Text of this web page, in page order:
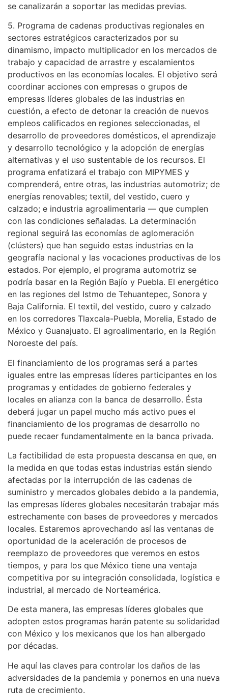
se canalizarán a soportar las medidas previas.
5. Programa de cadenas productivas regionales en
sectores estratégicos caracterizados por su
dinamismo, impacto multiplicador en los mercados de
trabajo y capacidad de arrastre y escalamientos
productivos en las economías locales. El objetivo será
coordinar acciones con empresas o grupos de
empresas líderes globales de las industrias en
cuestión, a efecto de detonar la creación de nuevos
empleos calificados en regiones seleccionadas, el
desarrollo de proveedores domésticos, el aprendizaje
y desarrollo tecnológico y la adopción de energías
alternativas y el uso sustentable de los recursos. El
programa enfatizará el trabajo con MIPYMES y
comprenderá, entre otras, las industrias automotriz; de
energías renovables; textil, del vestido, cuero y
calzado; e industria agroalimentaria — que cumplen
con las condiciones señaladas. La determinación
regional seguirá las economías de aglomeración
(clústers) que han seguido estas industrias en la
geografía nacional y las vocaciones productivas de los
estados. Por ejemplo, el programa automotriz se
podría basar en la Región Bajío y Puebla. El energético
en las regiones del Istmo de Tehuantepec, Sonora y
Baja California. El textil, del vestido, cuero y calzado
en los corredores Tlaxcala-Puebla, Morelia, Estado de
México y Guanajuato. El agroalimentario, en la Región
Noroeste del país.
El financiamiento de los programas será a partes
iguales entre las empresas líderes participantes en los
programas y entidades de gobierno federales y
locales en alianza con la banca de desarrollo. Ésta
deberá jugar un papel mucho más activo pues el
financiamiento de los programas de desarrollo no
puede recaer fundamentalmente en la banca privada.
La factibilidad de esta propuesta descansa en que, en
la medida en que todas estas industrias están siendo
afectadas por la interrupción de las cadenas de
suministro y mercados globales debido a la pandemia,
las empresas líderes globales necesitarán trabajar más
estrechamente con bases de proveedores y mercados
locales. Estaremos aprovechando así las ventanas de
oportunidad de la aceleración de procesos de
reemplazo de proveedores que veremos en estos
tiempos, y para los que México tiene una ventaja
competitiva por su integración consolidada, logística e
industrial, al mercado de Norteamérica.
De esta manera, las empresas líderes globales que
adopten estos programas harán patente su solidaridad
con México y los mexicanos que los han albergado
por décadas.
He aquí las claves para controlar los daños de las
adversidades de la pandemia y ponernos en una nueva
ruta de crecimiento.